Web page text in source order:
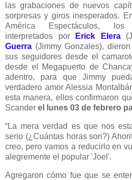
las grabaciones de nuevos
sorpresas y giros inesperados.
América Espectáculos, los
interpretados por
Erick Elera
Guerra (Jimmy Gonzales),
sus seguidores desde el
desde el Megapuerto de
adentro, para que Jimmy
verdadero amor Alessia
esta manera, ellos confirmaron
Scander el lunes 03 de febrero
“La mera verdad es que nos
serio (¿Cuántas horas son?)
creo, pero vamos a reducirlo en
alegremente el popular 'Joel'.
Agregaron cómo fue que se